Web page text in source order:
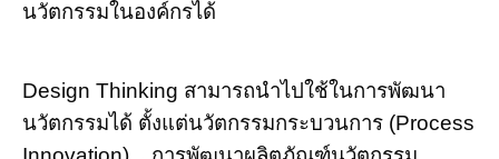
นวัตกรรมในองค์กรได้
Design Thinking สามารถนำไปใช้ในการพัฒนา
นวัตกรรมได้ ตั้งแต่นวัตกรรมกระบวนการ (Process